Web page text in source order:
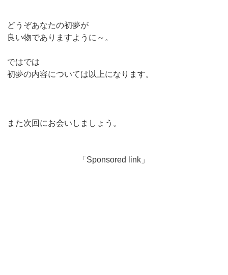
どうぞあなたの初夢が
良い物でありますように～。
ではでは
初夢の内容については以上になります。
また次回にお会いしましょう。
「Sponsored link」